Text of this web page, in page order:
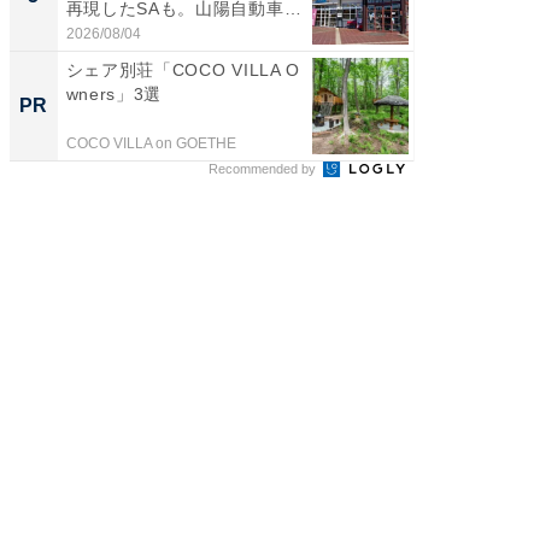
再現したSAも。山陽自動車
道...
2026/08/04
PR
シェア別荘「COCO VILLA O
wners」3選
COCO VILLA on GOETHE
Recommended by